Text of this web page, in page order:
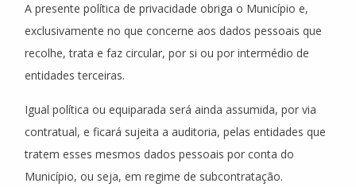
A presente política de privacidade obriga o Município e,
exclusivamente no que concerne aos dados pessoais que
recolhe, trata e faz circular, por si ou por intermédio de
entidades terceiras.
Igual política ou equiparada será ainda assumida, por via
contratual, e ficará sujeita a auditoria, pelas entidades que
tratem esses mesmos dados pessoais por conta do
Município, ou seja, em regime de subcontratação.